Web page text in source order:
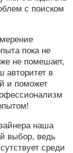
с поиском
пока не
не помешает,
авторитет в
и поможет
наша
выбор, ведь
среди